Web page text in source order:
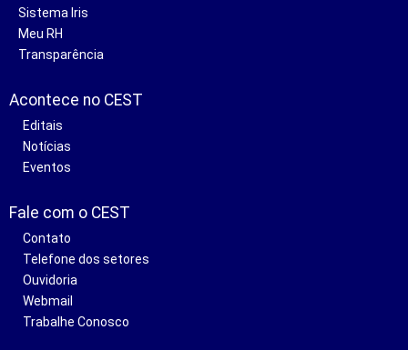
Sistema Iris
Meu RH
Transparência
Acontece no CEST
Editais
Notícias
Eventos
Fale com o CEST
Contato
Telefone dos setores
Ouvidoria
Webmail
Trabalhe Conosco